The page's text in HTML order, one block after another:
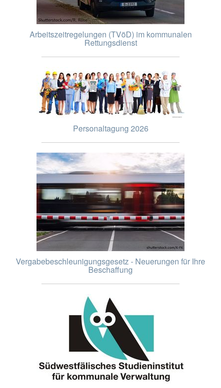
Arbeitszeitregelungen (TVöD) im kommunalen
Rettungsdienst
Personaltagung 2026
Vergabebeschleunigungsgesetz - Neuerungen für Ihre
Beschaffung